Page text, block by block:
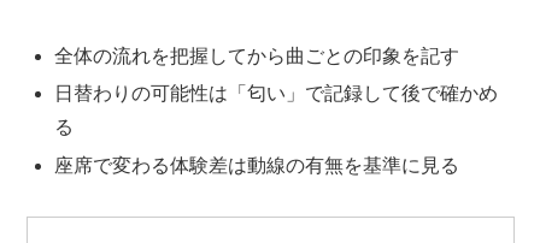
全体の流れを把握してから曲ごとの印象を記す
日替わりの可能性は「匂い」で記録して後で確かめ
る
座席で変わる体験差は動線の有無を基準に見る